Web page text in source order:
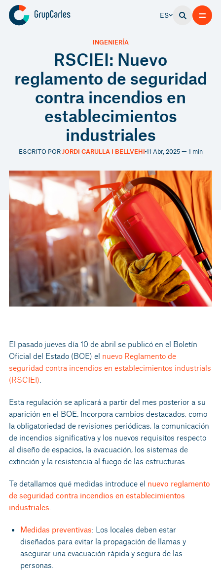
ES
RSCIEI: Nuevo
reglamento de seguridad
contra incendios en
establecimientos
industriales
INGENIERÍA
ESCRITO POR JORDI CARULLA I BELLVEHI 11 Abr, 2025 — 1 min
El pasado jueves día 10 de abril se publicó en el Boletín
Oficial del Estado (BOE) el nuevo Reglamento de
seguridad contra incendios en establecimientos industrials
(RSCIEI)
Esta regulación se aplicará a partir del mes posterior a su
aparición en el BOE. Incorpora cambios destacados, como
la obligatoriedad de revisiones periódicas, la comunicación
de incendios significativa y los nuevos requisitos respecto
al diseño de espacios, la evacuación, los sistemas de
extinción y la resistencia al fuego de las estructuras.
Te detallamos qué medidas introduce el nuevo reglamento
de seguridad contra incendios en establecimientos
industriales
Medidas preventivas: Los locales deben estar
diseñados para evitar la propagación de llamas y
asegurar una evacuación rápida y segura de las
personas.